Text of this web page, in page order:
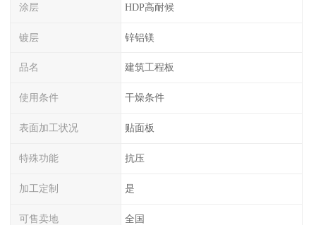
涂层 HDP高耐候
镀层 锌铝镁
品名 建筑工程板
使用条件 干燥条件
表面加工状况 贴面板
特殊功能 抗压
加工定制 是
可售卖地 全国